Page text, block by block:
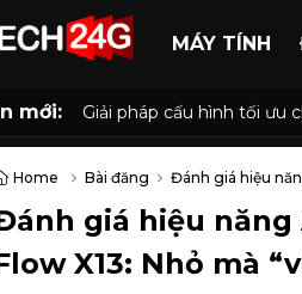
MÁY TÍNH
mới: Giải pháp cấu hình tối ưu
Home Bài đăng Đánh giá hiệu
giá hiệu năng
X13: Nhỏ mà